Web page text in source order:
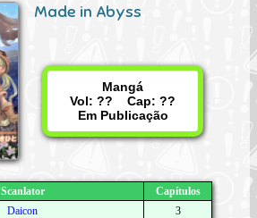
Made in Abyss
Mangá
Vol: ?? Cap: ??
Em Publicação
Scanlator
Capítulos
Daicon
3